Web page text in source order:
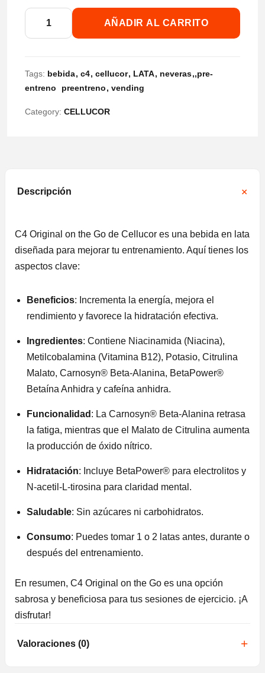
PERFORMANCE
500ml
AÑADIR AL CARRITO
Tags: bebida c4 cellucor LATA neveras
pre-
entreno
preentreno vending
Category: CELLUCOR
Descripción
C4 Original on the Go de Cellucor es una bebida en lata
diseñada para mejorar tu entrenamiento. Aquí tienes los
aspectos clave:
Beneficios: Incrementa la energía, mejora el
rendimiento y favorece la hidratación efectiva.
Ingredientes: Contiene Niacinamida (Niacina),
Metilcobalamina (Vitamina B12), Potasio, Citrulina
Malato, Carnosyn® Beta-Alanina, BetaPower®
Betaína Anhidra y cafeína anhidra.
Funcionalidad : La Carnosyn® Beta-Alanina retrasa
la fatiga, mientras que el Malato de Citrulina aumenta
la producción de óxido nítrico.
Hidratación: Incluye BetaPower® para electrolitos y
N-acetil-L-tirosina para claridad mental.
Saludable: Sin azúcares ni carbohidratos.
Consumo: Puedes tomar 1 o 2 latas antes, durante o
después del entrenamiento.
En resumen, C4 Original on the Go es una opción
sabrosa y beneficiosa para tus sesiones de ejercicio. ¡A
disfrutar!
Valoraciones (0)